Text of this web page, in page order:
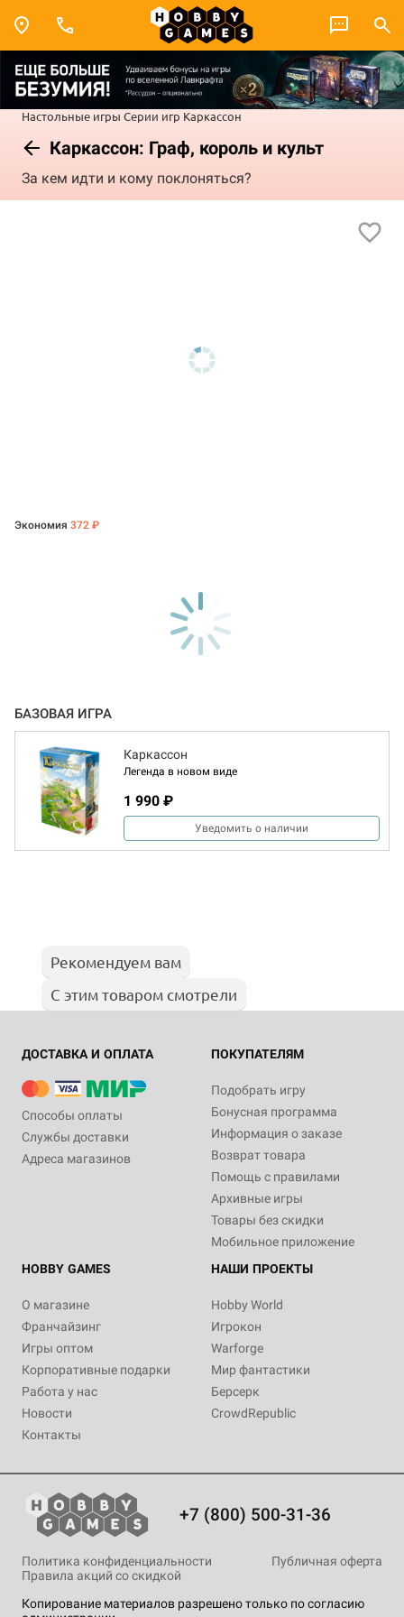
Настольные игры Серии игр Каркассон
Каркассон: Граф, король и культ
За кем идти и кому поклоняться?
Экономия 372 ₽
БАЗОВАЯ ИГРА
Каркассон
Легенда в новом виде
1 990 ₽
Уведомить о наличии
Рекомендуем вам
С этим товаром смотрели
ДОСТАВКА И ОПЛАТА
Способы оплаты
Службы доставки
Адреса магазинов
ПОКУПАТЕЛЯМ
Подобрать игру
Бонусная программа
Информация о заказе
Возврат товара
Помощь с правилами
Архивные игры
Товары без скидки
Мобильное приложение
HOBBY GAMES
О магазине
Франчайзинг
Игры оптом
Корпоративные подарки
Работа у нас
Новости
Контакты
НАШИ ПРОЕКТЫ
Hobby World
Игрокон
Warforge
Мир фантастики
Берсерк
CrowdRepublic
+7 (800) 500-31-36
Копирование материалов разрешено только по согласию
Политика конфиденциальности
Публичная оферта
Правила акций со скидкой